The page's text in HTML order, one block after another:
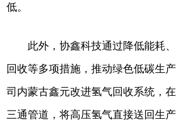
低。
此外，协鑫科技通过降低能耗、
回收等多项措施，推动绿色低碳生
司内蒙古鑫元改进氢气回收系统，
三通管道，将高压氢气直接送回生